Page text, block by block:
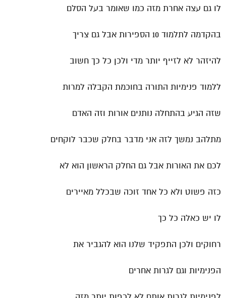
לו גם עצה אחרת מזה כמו שאומר בעל הסלם
בהקדמה לתלמוד 10 הספירות אבל גם צריך
להיזהר לא לזייף יותר מדי ולכן כל כך חשוב
ללמוד פנימיות התורה בחוכמת הקבלה למרות
שזה הגיע בהתחלה נותנים אורות וזה האדם
מתלהב נמשך לזה אני מדבר בחלק שכבר לוקחים
לכם את האורות אבל גם החלק הראשון הוא לא
כזה פשוט ולא כל אחד זוכה שבכלל מאיירים
לו יש כאלה כל כך
רחוקים ולכן התפקיד שלנו הוא להגביר את
הפנימיות וגם לגרות אחרים